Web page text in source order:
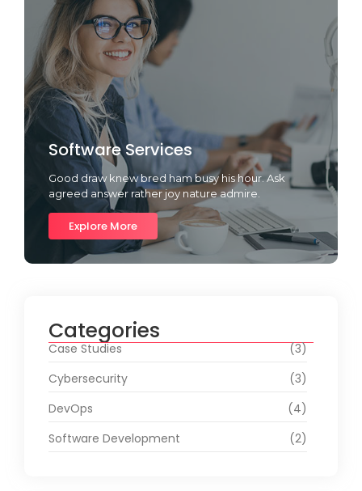
Software Services
Good draw knew bred ham busy his hour. Ask
agreed answer rather joy nature admire.
Explore More
Categories
Case Studies
(3)
Cybersecurity
(3)
DevOps
(4)
Software Development
(2)